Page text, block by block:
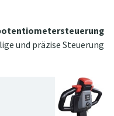
und präzise Steuerung